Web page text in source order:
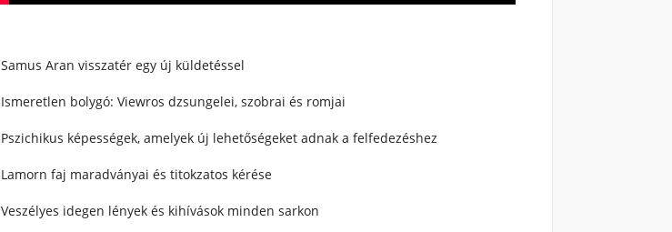
Samus Aran visszatér egy új küldetéssel
Ismeretlen bolygó: Viewros dzsungelei, szobrai és romjai
Pszichikus képességek, amelyek új lehetőségeket adnak a felfedezéshez
Lamorn faj maradványai és titokzatos kérése
Veszélyes idegen lények és kihívások minden sarkon